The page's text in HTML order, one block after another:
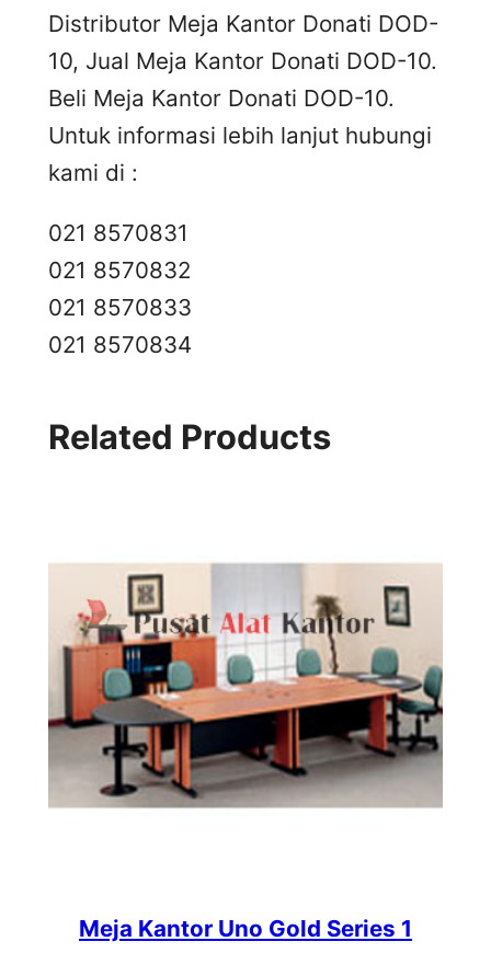
Distributor Meja Kantor Donati DOD-
10, Jual Meja Kantor Donati DOD-10.
Beli Meja Kantor Donati DOD-10.
Untuk informasi lebih lanjut hubungi
kami di :
021 8570831
021 8570832
021 8570833
021 8570834
Related Products
Meja Kantor Uno Gold Series 1